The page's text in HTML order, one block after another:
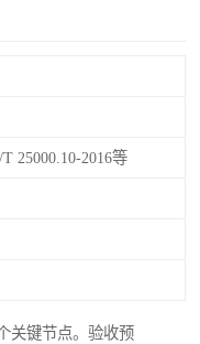
25000.10-2016等
关键节点。验收预